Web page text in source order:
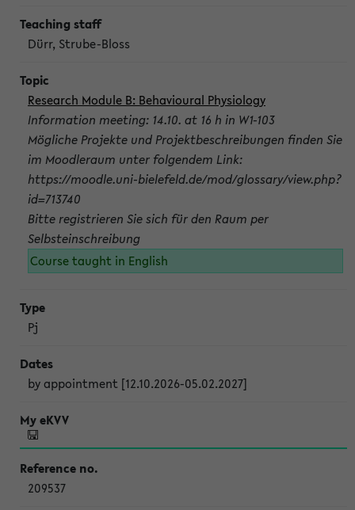
Dürr, Strube-Bloss
Research Module B: Behavioural Physiology
Information meeting: 14.10. at 16 h in W1-103
Mögliche Projekte und Projektbeschreibungen finden Sie
im Moodleraum unter folgendem Link:
https://moodle.uni-bielefeld.de/mod/glossary/view.php?
id=713740
Bitte registrieren Sie sich für den Raum per
Selbsteinschreibung
Course taught in English
Pj
by appointment [12.10.2026-05.02.2027]
209537